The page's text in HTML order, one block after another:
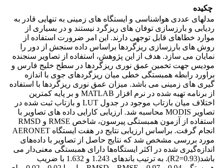
چکیده
مدلهای عددی هواشناسی و ایستگاه های زمینی به تنهایی قادر به
ردیابی و بارزسازی توفان های ریزگرد نیستند و در بسیاری از
موارد خطاهای قابل توجهی دارند. این امر ضرورت استفاده از
روش های بارزسازی ریزگردها براساس داده سنجش از دور را
نمایان می سازد. هدف از این پژوهش، استفاده از تصاویر سنجنده
مودیس جهت تخمین عمق نوری ریزگردها در سطح خلیج فارس و
براورد رابطه همبستگی خطی میان ریزگردهای جوی با اندازه
گیری های زمینی می باشد. میزان عمق نوری ریزگردها با استفاده
از برنامه تهیه شده در نرم افزار MATLAB و بر پایه کمترین
اختلاف میان بازتاب موجود در جدول LUT و بازتاب ثبت شده در
تصاویر MODIS محاسبه شد. ارزیابی کارایی داده های تصاویر با
استفاده از آزمون همبستگی پیرسون، شاخص RMSE و RMSD
انجام گرفت. براساس ارزیابی نتایج در هفت ایستگاه AERONET
مورد بررسی مشخص شد که نتایج حاصل از تصاویر با داده‌های
اندازه‌گیری شده در اکثر ایستگاه‌ها دارای همبستگی معنی‌دار می
باشد(R2=0.93). به ترتیب باندهای 1.243 و 1.632 با ضریب